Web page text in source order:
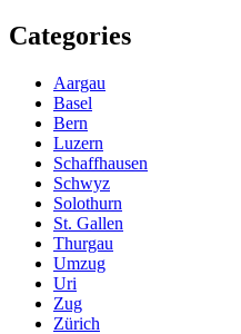
Categories
Aargau
Basel
Bern
Luzern
Schaffhausen
Schwyz
Solothurn
St. Gallen
Thurgau
Umzug
Uri
Zug
Zürich